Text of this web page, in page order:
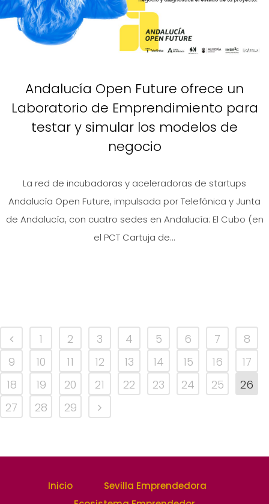
Andalucía Open Future ofrece un
Laboratorio de Emprendimiento para
testar y simular los modelos de
negocio
La red de incubadoras y aceleradoras de startups
Andalucía Open Future, impulsada por Telefónica y Junta
de Andalucía, con cuatro sedes en Andalucía: El Cubo (en
el PCT Cartuja de...
1 2 3 4 5 6 7
8
9
10 11 12 13 14 15 16
17
18
19 20 21 22 23 24 25
26
27
28 29
Inicio
Sevilla Emprendedora